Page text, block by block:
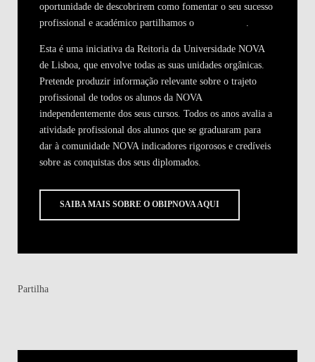
oportunidade de descobrirem como fomentar o seu sucesso
profissional e académico partilhamos o
.
Esta é uma iniciativa da Reitoria da Universidade NOVA
de Lisboa, que envolve todas as suas unidades orgânicas.
Pretende produzir informação relevante sobre o trajeto
profissional de todos os alunos da NOVA
independentemente dos seus cursos. Todos os anos avalia a
atividade profissional dos alunos que se graduaram para
dar à comunidade NOVA indicadores rigorosos e credíveis
sobre as conquistas dos seus diplomados.
SAIBA MAIS SOBRE O OBIPNOVA AQUI
Partilha